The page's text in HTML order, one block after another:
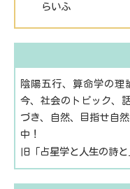
らいふ
陰陽五行、算命学の理
今、社会のトピック、
づき、自然、目指せ自
中！
旧「占星学と人生の詩と